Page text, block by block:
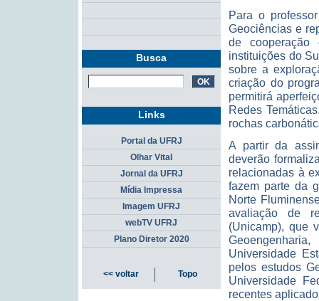
Para o
Geociências e
de
instituições do
sobre a
criação do
permitirá
Redes
rochas
A partir da
deverão
relacionadas à
fazem parte da
Norte
avaliação de
(Unicamp), que
Universidade
pelos estudos
Universidade
recentes
Busca
Links
Portal da UFRJ
Olhar Vital
Jornal da UFRJ
Mídia Impressa
Imagem UFRJ
webTV UFRJ
Plano Diretor 2020
<< voltar Topo